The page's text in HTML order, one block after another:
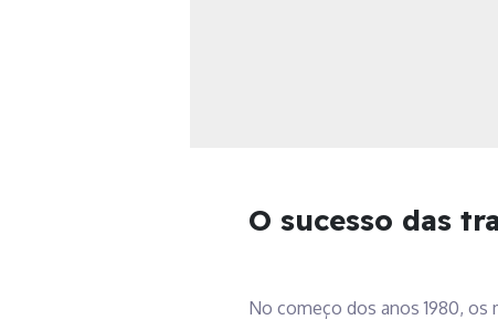
O sucesso das
No começo dos anos 1980,